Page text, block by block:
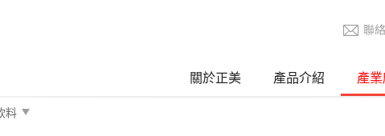
關於正美 產品介紹 產業
聯